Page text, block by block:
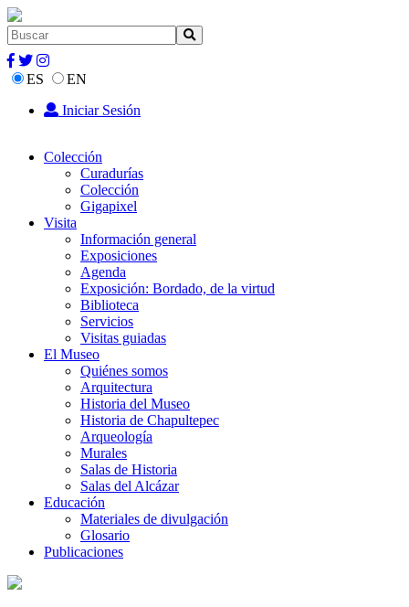
ES
EN
Iniciar Sesión
Colección
Curadurías
Colección
Gigapixel
Visita
Información general
Exposiciones
Agenda
Exposición: Bordado, de la virtud
Biblioteca
Servicios
Visitas guiadas
El Museo
Quiénes somos
Arquitectura
Historia del Museo
Historia de Chapultepec
Arqueología
Murales
Salas de Historia
Salas del Alcázar
Educación
Materiales de divulgación
Glosario
Publicaciones